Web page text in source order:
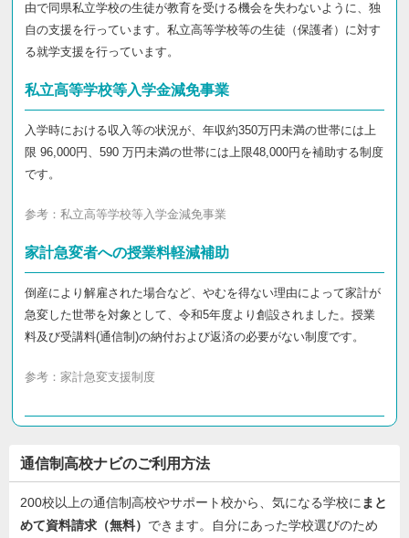
由で同県私立学校の生徒が教育を受ける機会を失わないように、独
自の支援を行っています。私立高等学校等の生徒（保護者）に対す
る就学支援を行っています。
私立高等学校等入学金減免事業
入学時における収入等の状況が、年収約350万円未満の世帯には上
限 96,000円、590 万円未満の世帯には上限48,000円を補助する制度
です。
参考： 私立高等学校等入学金減免事業
家計急変者への授業料軽減補助
倒産により解雇された場合など、やむを得ない理由によって家計が
急変した世帯を対象として、令和5年度より創設されました。授業
料及び受講料(通信制)の納付および返済の必要がない制度です。
参考： 家計急変支援制度
通信制高校ナビのご利用方法
200校以上の通信制高校やサポート校から、気になる学校に まと
めて資料請求（無料） できます。自分にあった学校選びのため